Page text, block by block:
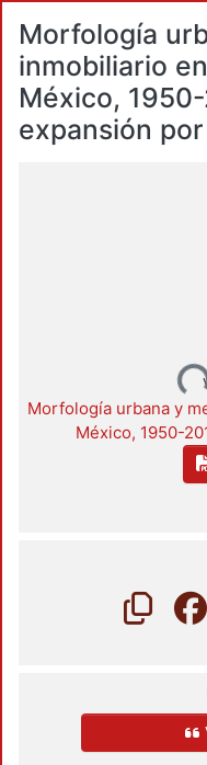
Morfología
inmobiliario
México,
expansión
Morfología urbana y
México, 1950-